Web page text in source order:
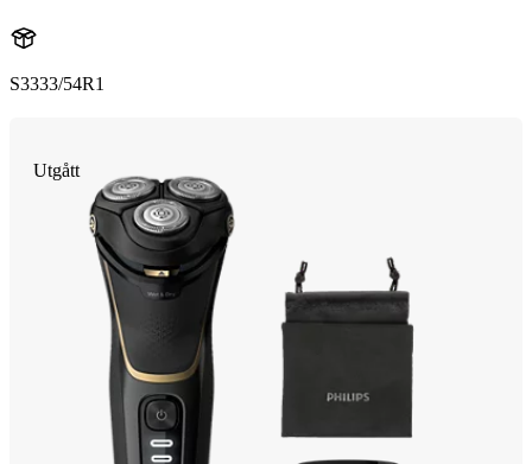
S3333/54R1
Utgått